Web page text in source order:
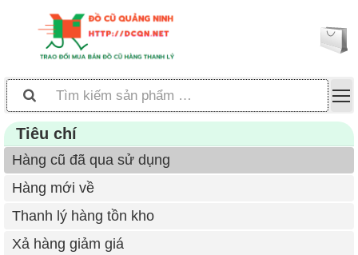
Tiêu chí
Hàng cũ đã qua sử dụng
Hàng mới về
Thanh lý hàng tồn kho
Xả hàng giảm giá